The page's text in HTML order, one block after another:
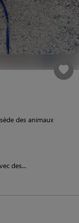
des animaux
des...